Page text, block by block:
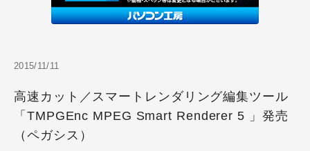
2015/11/11
高速カット／スマートレンダリング編集ツール
「TMPGEnc MPEG Smart Renderer 5 」発売
（ペガシス）